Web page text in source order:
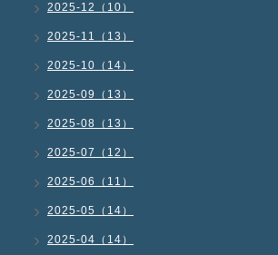
2025-12（10）
2025-11（13）
2025-10（14）
2025-09（13）
2025-08（13）
2025-07（12）
2025-06（11）
2025-05（14）
2025-04（14）